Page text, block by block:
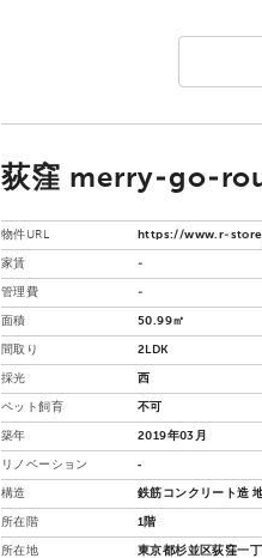
荻窪 merry-go-
物件URL https://www.r-
家賃 -
管理費 -
面積 50.99㎡
間取り 2LDK
採光 西
ペット飼育 不可
築年 2019年03月
リノベーション ‐
構造 鉄筋コンクリート造
所在階 1階
所在地 東京都杉並区荻窪一